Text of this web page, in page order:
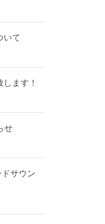
いて
ます！
せ
サウン